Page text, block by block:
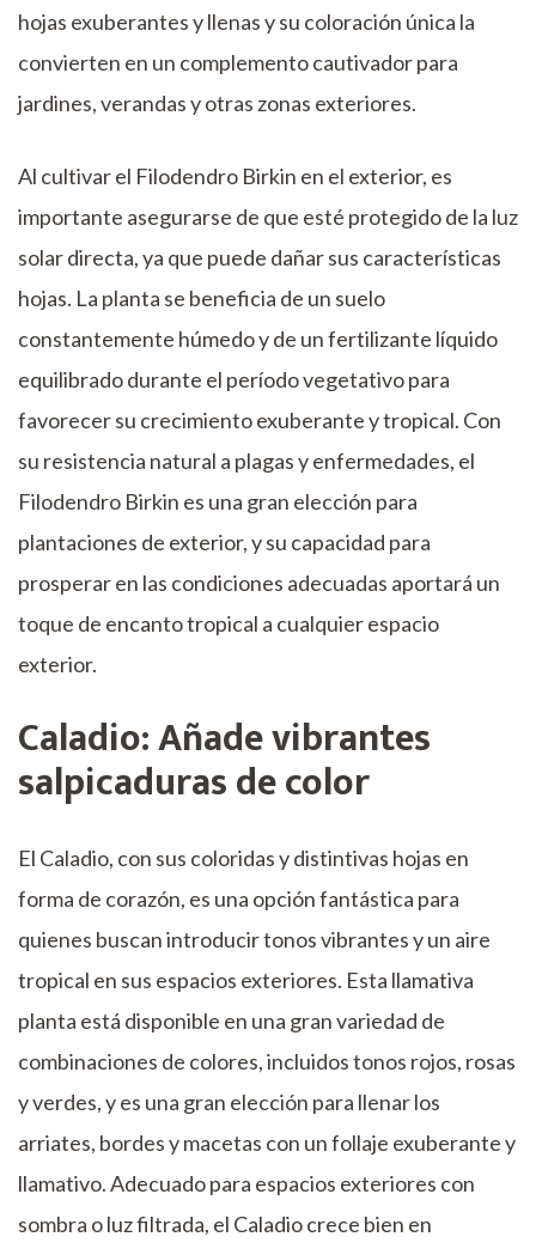
hojas exuberantes y llenas y su coloración única la
convierten en un complemento cautivador para
jardines, verandas y otras zonas exteriores.
Al cultivar el Filodendro Birkin en el exterior, es
importante asegurarse de que esté protegido de la luz
solar directa, ya que puede dañar sus características
hojas. La planta se beneficia de un suelo
constantemente húmedo y de un fertilizante líquido
equilibrado durante el período vegetativo para
favorecer su crecimiento exuberante y tropical. Con
su resistencia natural a plagas y enfermedades, el
Filodendro Birkin es una gran elección para
plantaciones de exterior, y su capacidad para
prosperar en las condiciones adecuadas aportará un
toque de encanto tropical a cualquier espacio
exterior.
Caladio: Añade vibrantes
salpicaduras de color
El Caladio, con sus coloridas y distintivas hojas en
forma de corazón, es una opción fantástica para
quienes buscan introducir tonos vibrantes y un aire
tropical en sus espacios exteriores. Esta llamativa
planta está disponible en una gran variedad de
combinaciones de colores, incluidos tonos rojos, rosas
y verdes, y es una gran elección para llenar los
arriates, bordes y macetas con un follaje exuberante y
llamativo. Adecuado para espacios exteriores con
sombra o luz filtrada, el Caladio crece bien en